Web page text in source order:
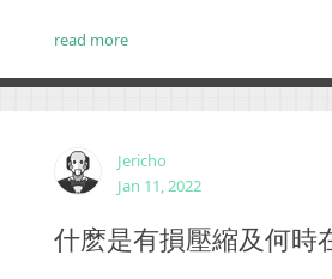
後得到了一個很令人意外的結果。 ...
read more
Jericho
Jan 11, 2022